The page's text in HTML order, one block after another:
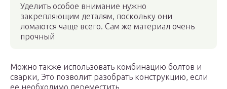
Уделить особое внимание нужно
закрепляющим деталям, поскольку они
ломаются чаще всего. Сам же материал очень
прочный
Можно также использовать комбинацию болтов и
сварки, Это позволит разобрать конструкцию, если
ее необходимо переместить.